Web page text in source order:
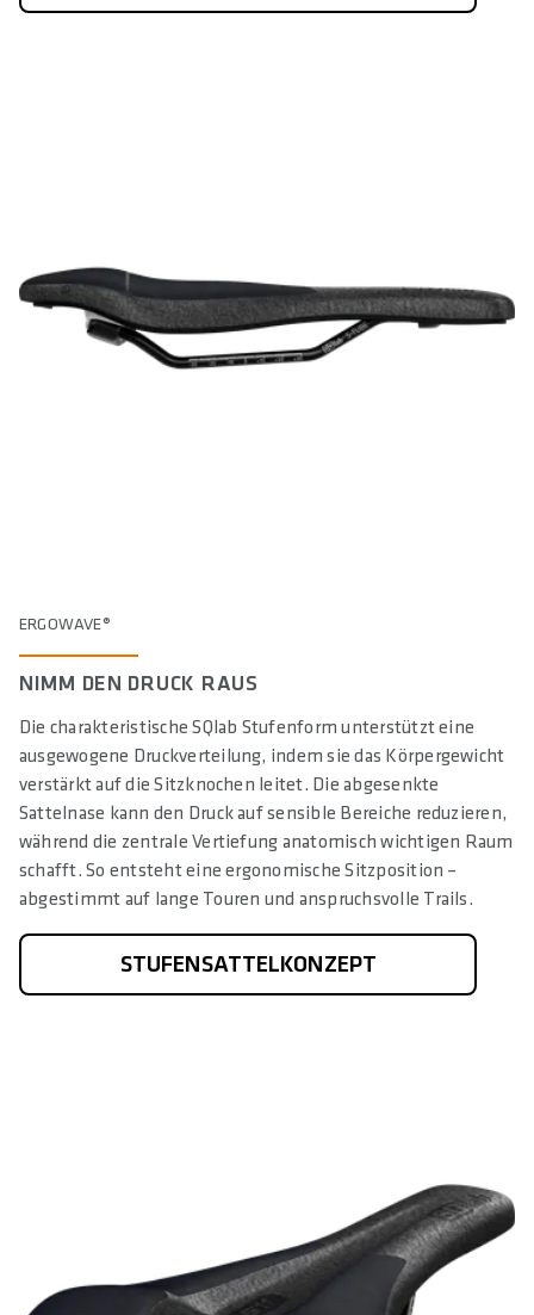
ERGOWAVE®
NIMM DEN DRUCK RAUS
Die charakteristische SQlab Stufenform unterstützt eine
ausgewogene Druckverteilung, indem sie das Körpergewicht
verstärkt auf die Sitzknochen leitet. Die abgesenkte
Sattelnase kann den Druck auf sensible Bereiche reduzieren,
während die zentrale Vertiefung anatomisch wichtigen Raum
schafft. So entsteht eine ergonomische Sitzposition –
abgestimmt auf lange Touren und anspruchsvolle Trails.
STUFENSATTELKONZEPT